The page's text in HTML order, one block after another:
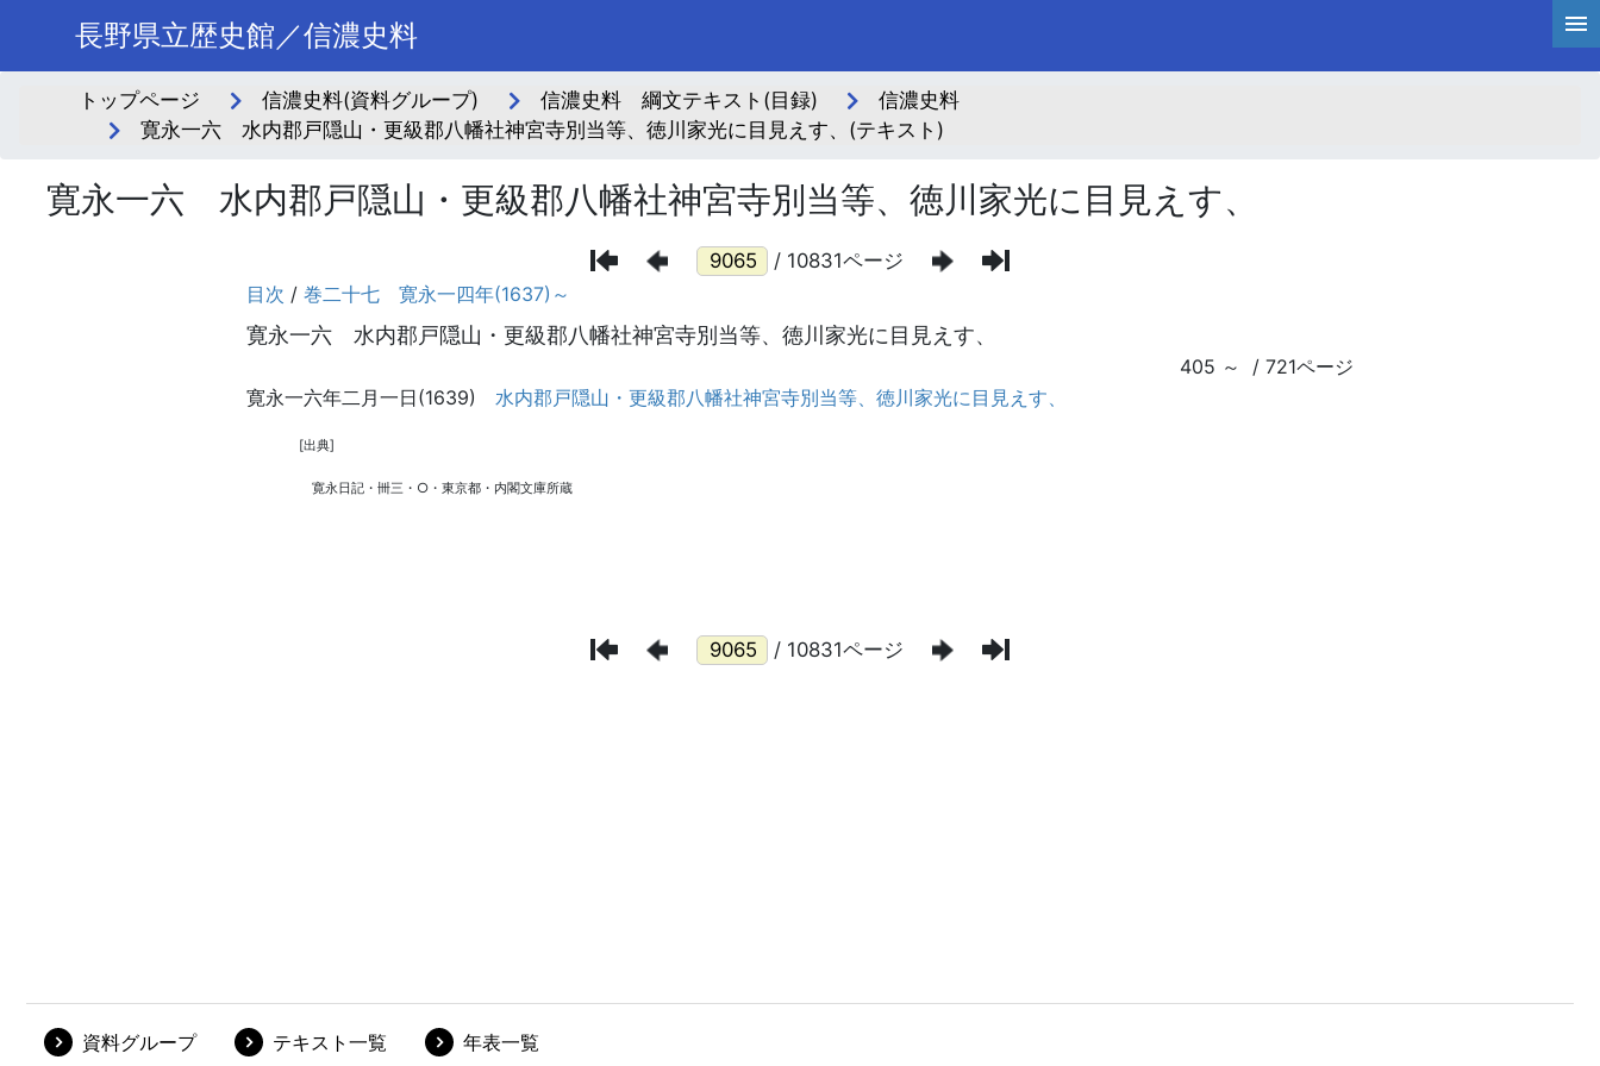
長野県立歴史館／信濃史料
トップページ 信濃史料(資料グループ) 信濃史料 綱文テキスト(目録)
信濃史料
寛永一六 水内郡戸隠山・更級郡八幡社神宮寺別当等、徳川家光に目見えす、(テキスト)
寛永一六 水内郡戸隠山・更級郡八幡社神宮寺別当等、徳川家光に目見えす、
/ 10831ページ
/ 10831ページ
資料グループ テキスト一覧 年表一覧